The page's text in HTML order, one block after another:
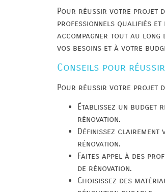
Pour réussir votre projet
professionnels qualifiés et
accompagner tout au long
vos besoins et à votre
Conseils pour
Pour réussir votre projet
Établissez un budget
rénovation.
Définissez clairement
rénovation.
Faites appel à des
de rénovation.
Choisissez des